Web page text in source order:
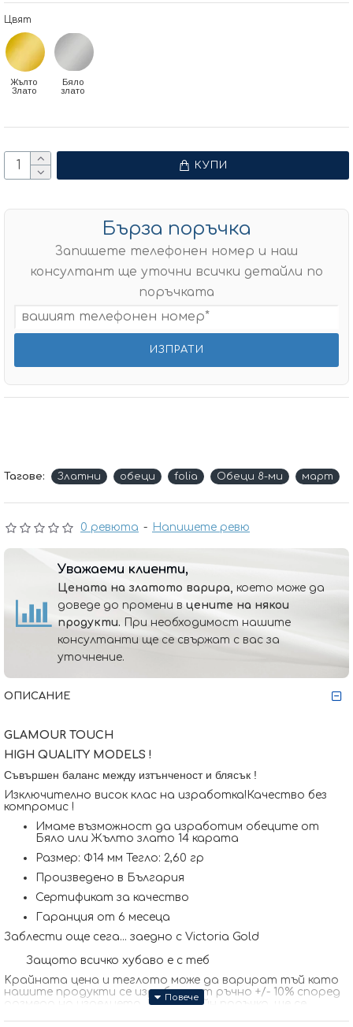
0 ревюта - Напишете ревю
Цвят
Жълто
Злато
Бяло
злато
КУПИ
Бърза поръчка
Запишете телефонен номер и наш
консултант ще уточни всички детайли по
поръчката
Тагове: Златни обеци folia Обеци 8-ми март
Уважаеми клиенти,
Цената на златото варира, което може да
доведе до промени в цените на някои
продукти. При необходимост нашите
консултанти ще се свържат с вас за
уточнение.
ОПИСАНИЕ
GLAMOUR TOUCH
HIGH QUALITY MODELS !
Съвършен баланс между изтънченост и блясък !
Изключително висок клас на изработка!Качество без
компромис !
Имаме възможност да изработим обеците от
Бяло или Жълто злато 14 карата
Размер: Ф14 мм Тегло: 2,60 гр
Произведено в България
Сертификат за качество
Гаранция от 6 месеца
Заблести още сега... заедно с Victoria Gold
Защото всичко хубаво е с теб
Kрайната цена и теглото може да варират тъй като
нашите продукти се изработват ръчно +/- 10% според
размера на изделието. При онлайн поръчка, ще се